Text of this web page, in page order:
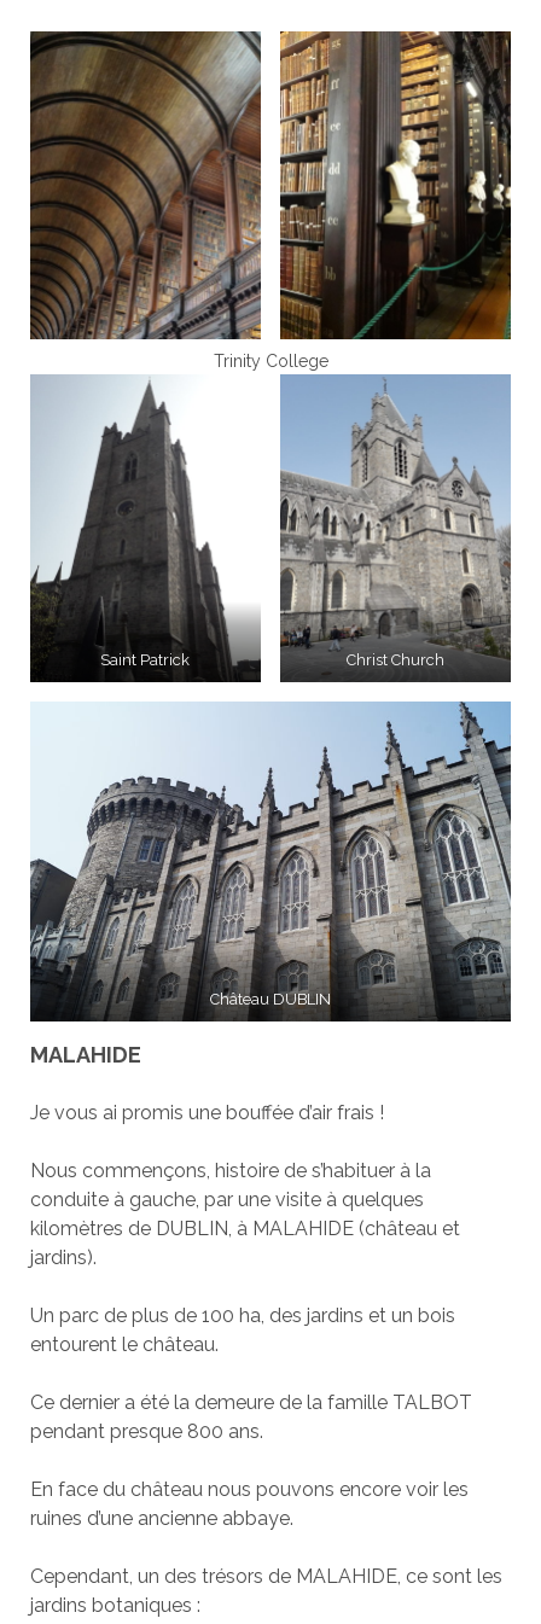
Trinity College
Saint Patrick Christ Church
Château DUBLIN
MALAHIDE
Je vous ai promis une bouffée d’air frais !
Nous commençons, histoire de s’habituer à la
conduite à gauche, par une visite à quelques
kilomètres de DUBLIN, à MALAHIDE (château et
jardins).
Un parc de plus de 100 ha, des jardins et un bois
entourent le château.
Ce dernier a été la demeure de la famille TALBOT
pendant presque 800 ans.
En face du château nous pouvons encore voir les
ruines d’une ancienne abbaye.
Cependant, un des trésors de MALAHIDE, ce sont les
jardins botaniques :